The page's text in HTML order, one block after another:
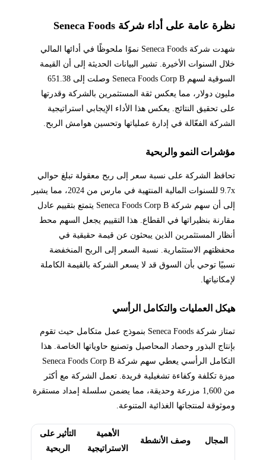
نظرة عامة على أداء شركة Seneca Foods
شهدت شركة Seneca Foods نموًا ملحوظًا في أدائها المالي
خلال السنوات الأخيرة. تشير البيانات الحديثة إلى أن القيمة
السوقية لسهم Seneca Foods Corp B وصلت إلى 651.38
مليون دولار، مما يعكس ثقة المستثمرين بالشركة وقدرتها
على تحقيق النتائج. يعكس هذا الأداء الإيجابي استراتيجية
الشركة الفعّالة في إدارة عملياتها وتحسين هوامش الربح.
مؤشرات النمو والربحية
تحافظ الشركة على نسبة سعر إلى ربح معقولة تبلغ حوالي
9.7x للسنوات المالية المنتهية في مارس من 2024، مما يشير
إلى أن سهم شركة Seneca Foods Corp B يتمتع بتقييم عادل
مقارنة بنظيراتها في القطاع. هذا التقييم يجعل السهم محط
أنظار المستثمرين الذين يبحثون عن قيمة حقيقية في
محفظتهم الاستثمارية. نسبة السعر إلى الربح المنخفضة
نسبيًا توحي بأن السوق قد لا يسعر الشركة بالقيمة الكاملة
لإمكانياتها.
هيكل العمليات والتكامل الرأسي
تمتاز شركة Seneca Foods بنموذج عمل متكامل حيث تقوم
بإنتاج البذور وحصاد المحاصيل وتصنيع حاوياتها الخاصة. هذا
التكامل الرأسي يعطي سهم شركة Seneca Foods Corp B
ميزة تكلفة وكفاءة تشغيلية فريدة. تعمل الشركة مع أكثر
من 1,600 مزرعة وحديقة، مما يضمن سلسلة إمداد مستقرة
وموثوقة لمنتجاتها الغذائية المتنوعة.
المجال وصف الأنشطة
الأهمية
الاستراتيجية
التأثير على
الربحية